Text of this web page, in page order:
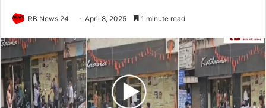
RB News 24 April 8, 2025 1 minute read